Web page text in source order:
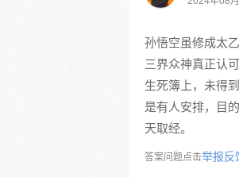
孙悟空虽修成太
三界众神真正认
生死簿上，未得
是有人安排，目
天取经。
答案问题点击举报反